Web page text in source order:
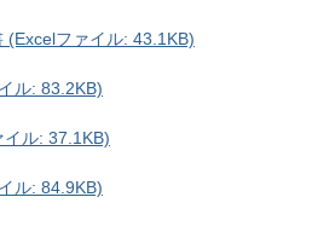
(Excelファイル: 43.1KB)
ル: 83.2KB)
ル: 37.1KB)
ル: 84.9KB)